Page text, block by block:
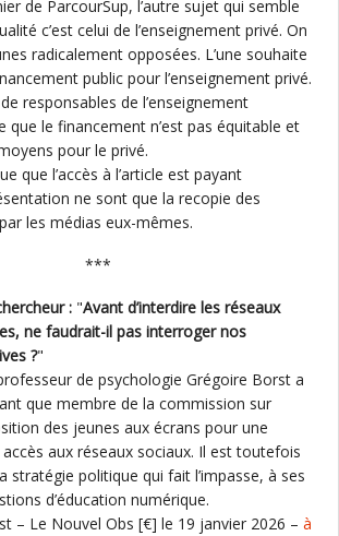
de ParcourSup, l’autre sujet qui semble
c’est celui de l’enseignement privé. On
radicalement opposées. L’une souhaite
public pour l’enseignement privé.
responsables de l’enseignement
que le financement n’est pas équitable et
pour le privé.
que l’accès à l’article est payant
ne sont que la recopie des
les médias eux-mêmes.
***
: "Avant d’interdire les réseaux
ne faudrait-il pas interroger nos
?"
de psychologie Grégoire Borst a
que membre de la commission sur
des jeunes aux écrans pour une
aux réseaux sociaux. Il est toutefois
stratégie politique qui fait l’impasse, à ses
d’éducation numérique.
– Le Nouvel Obs [€] le 19 janvier 2026 – à